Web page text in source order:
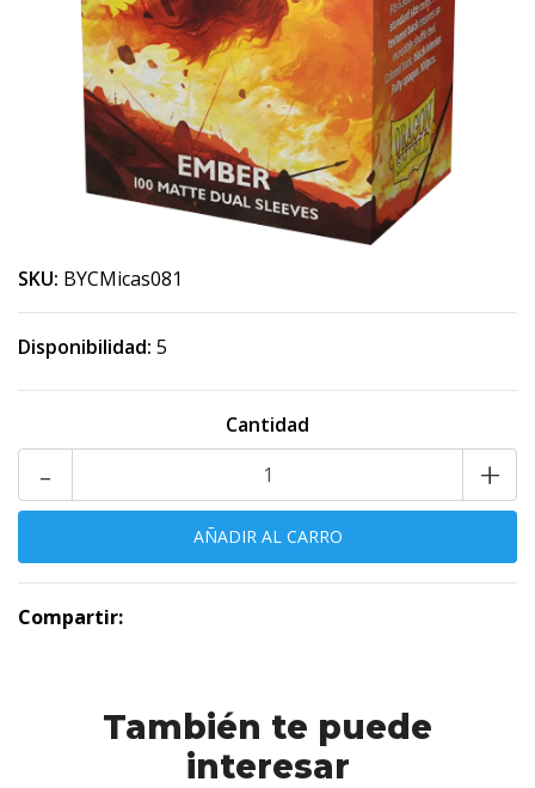
SKU: BYCMicas081
Disponibilidad: 5
Cantidad
+
-
Compartir:
También te puede
interesar